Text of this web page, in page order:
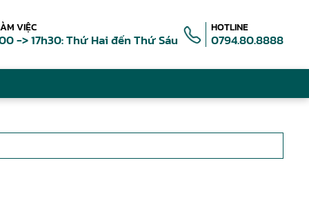
VIỆC
-> 17h30: Thứ Hai đến Thứ Sáu
HOTLINE
0794.80.8888